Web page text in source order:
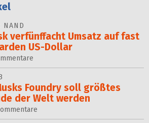
NAND
verfünffacht Umsatz auf fast
US-Dollar
Foundry soll größ­tes
der Welt werden